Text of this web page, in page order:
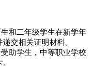
和二年级学生在新学年
交相关证明材料。
助学生，中等职业学校